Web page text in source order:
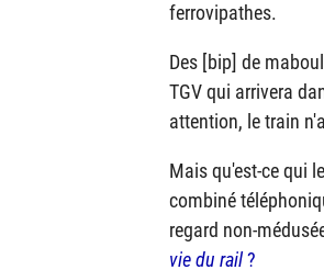
ferrovipathes.
Des [bip] de
TGVqui arrivera
attention, le train
Mais qu'est-ce qui
combiné
regard non-
vie du rail?